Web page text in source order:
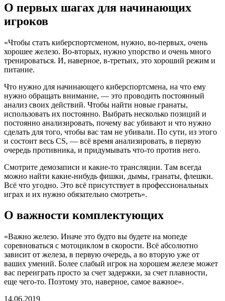
О первых шагах для начинающих
игроков
«Чтобы стать киберспортсменом, нужно, во-первых, очень
хорошее железо. Во-вторых, нужно упорство и очень много
тренироваться. И, наверное, в-третьих, это хороший режим и
питание.
Что нужно для начинающего киберспортсмена, на что ему
нужно обращать внимание, — это проводить постоянный
анализ своих действий. Чтобы найти новые гранаты,
использовать их постоянно. Выбрать несколько позиций и
постоянно анализировать, почему вас убивают и что нужно
сделать для того, чтобы вас там не убивали. По сути, из этого
и состоит весь CS, — всё время анализировать, в первую
очередь противника, и придумывать что-то против него.
Смотрите демозаписи и какие-то трансляции. Там всегда
можно найти какие-нибудь фишки, дымы, гранаты, флешки.
Всё что угодно. Это всё присутствует в профессиональных
играх и их нужно обязательно смотреть».
О важности комплектующих
«Важно железо. Иначе это будто вы будете на мопеде
соревноваться с мотоциклом в скорости. Всё абсолютно
зависит от железа, в первую очередь, а во вторую уже от
ваших умений. Более слабый игрок на хорошем железе может
вас переиграть просто за счет задержки, за счет плавности,
еще чего-то. Поэтому это, наверное, самое важное».
14.06.2019